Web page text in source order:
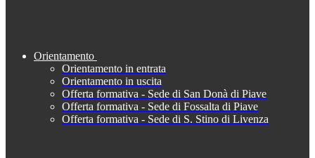
Orientamento
Orientamento in entrata
Orientamento in uscita
Offerta formativa - Sede di San Donà di Piave
Offerta formativa - Sede di Fossalta di Piave
Offerta formativa - Sede di S. Stino di Livenza